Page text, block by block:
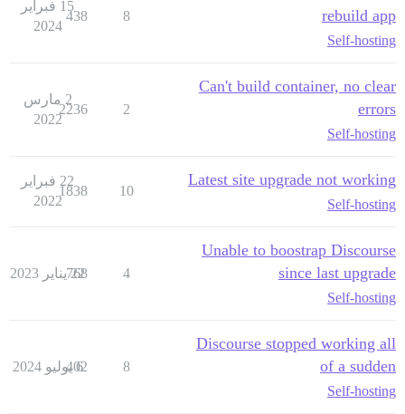
rebuild app
Self-hosting
8
438
15 فبراير
2024
Can't build container, no clear
errors
Self-hosting
2
2236
2 مارس
2022
Latest site upgrade not working
Self-hosting
10
1838
22 فبراير
2022
Unable to boostrap Discourse
since last upgrade
Self-hosting
4
768
22 يناير 2023
Discourse stopped working all
of a sudden
Self-hosting
8
402
6 يوليو 2024